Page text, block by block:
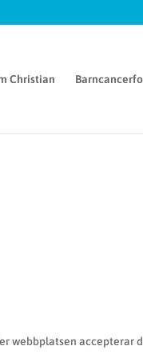
Christian
accepterar